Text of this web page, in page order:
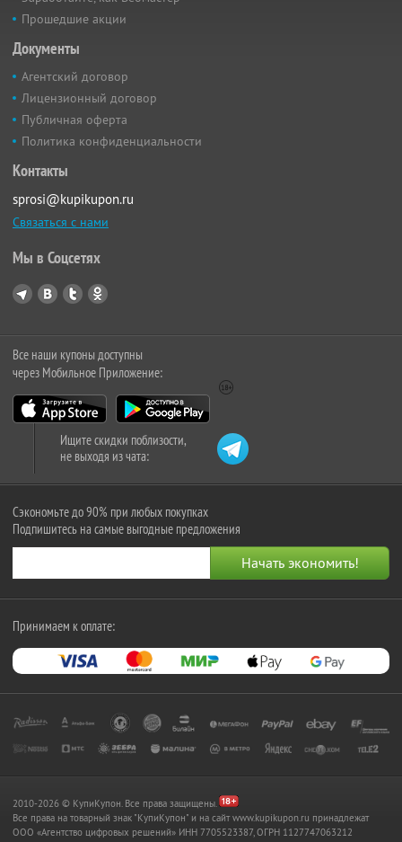
Прошедшие акции
Документы
Агентский договор
Лицензионный договор
Публичная оферта
Политика конфиденциальности
Контакты
sprosi@kupikupon.ru
Связаться с нами
Мы в Соцсетях
Все наши купоны доступны
через Мобильное Приложение:
Ищите скидки поблизости,
не выходя из чата:
Сэкономьте до 90% при любых покупках
Подпишитесь на самые выгодные предложения
Принимаем к оплате:
2010-2026 © КупиКупон. Все права защищены.
Все права на товарный знак "КупиКупон" и на сайт www.kupikupon.ru принадлежат
OOO «Агентство цифровых решений» ИНН 7705523387, ОГРН 1127747063212